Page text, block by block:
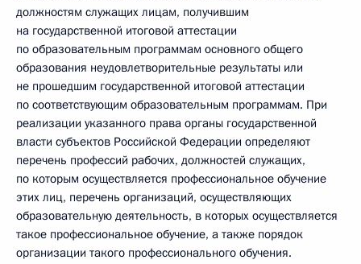
должностям служащих лицам, получившим
на государственной итоговой аттестации
по образовательным программам основного общего
образования неудовлетворительные результаты или
не прошедшим государственной итоговой аттестации
по соответствующим образовательным программам. При
реализации указанного права органы государственной
власти субъектов Российской Федерации определяют
перечень профессий рабочих, должностей служащих,
по которым осуществляется профессиональное обучение
этих лиц, перечень организаций, осуществляющих
образовательную деятельность, в которых осуществляется
такое профессиональное обучение, а также порядок
организации такого профессионального обучения.